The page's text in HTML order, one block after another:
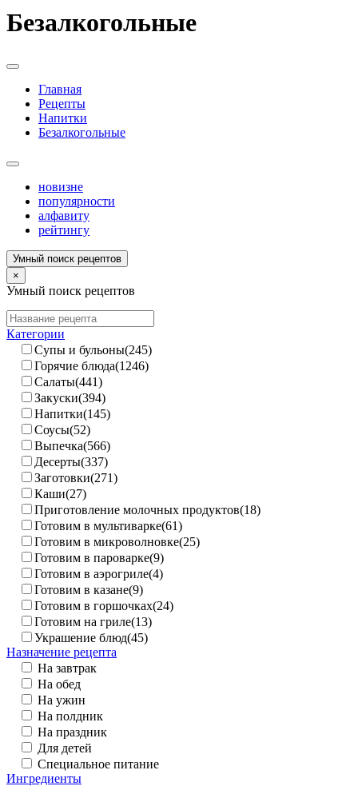
Безалкогольные
Главная
Рецепты
Напитки
Безалкогольные
новизне
популярности
алфавиту
рейтингу
Умный поиск рецептов
×
Умный поиск рецептов
Категории
Супы и бульоны(245)
Горячие блюда(1246)
Салаты(441)
Закуски(394)
Напитки(145)
Соусы(52)
Выпечка(566)
Десерты(337)
Заготовки(271)
Каши(27)
Приготовление молочных продуктов(18)
Готовим в мультиварке(61)
Готовим в микроволновке(25)
Готовим в пароварке(9)
Готовим в аэрогриле(4)
Готовим в казане(9)
Готовим в горшочках(24)
Готовим на гриле(13)
Украшение блюд(45)
Назначение рецепта
На завтрак
На обед
На ужин
На полдник
На праздник
Для детей
Специальное питание
Ингредиенты